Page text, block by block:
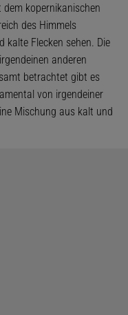
kopernikanischen
des Himmels
kalte Flecken sehen. Die
anderen
betrachtet gibt es
von irgendeiner
Mischung aus kalt und